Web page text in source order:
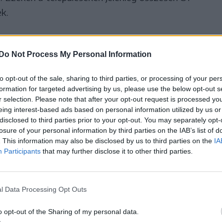
Do Not Process My Personal Information
opt-out of the sale, sharing to third parties, or processing of your
for targeted advertising by us, please use the below opt-out
selection. Please note that after your opt-out request is processed
interest-based ads based on personal information utilized by us
to third parties prior to your opt-out. You may separately
of your personal information by third parties on the IAB’s list of
This information may also be disclosed by us to third parties on the
Participants that may further disclose it to other third parties.
Data Processing Opt Outs
opt-out of the Sharing of my personal data.
vízmű emberi
alkalmas háztartási vizet
az 1500 mg/l-es határérték alatt
Agerpres hírügynökség.